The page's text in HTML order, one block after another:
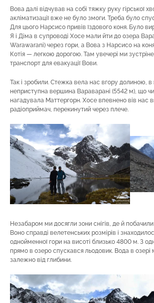
Вова далі відчував на собі тяжку руку гірської
акліматизації вже не було змоги. Треба було
Для цього Нарсисо привів їздового коня. Було
Я і Діма в супроводі Хосе мали йти до озера
Warawarani) через гори, а Вова з Нарсисо на
Котія — легкою дорогою. Там увечері ми
транспорт для евакуації Вови.
Так і зробили. Стежка вела нас вгору долиною, в
неприступна вершина Вараваранi (5542 м), що
нагадувала Маттергорн. Хосе впевнено вів нас
радіоприймач, перекинутий через плече.
Незабаром ми досягли зони снігів, де й
Воно справді велетенських розмірів і
однойменної гори на висоті близько 4800 м. З
прямо в озеро спускався льодовик. Вода в озері
залежно від глибини.